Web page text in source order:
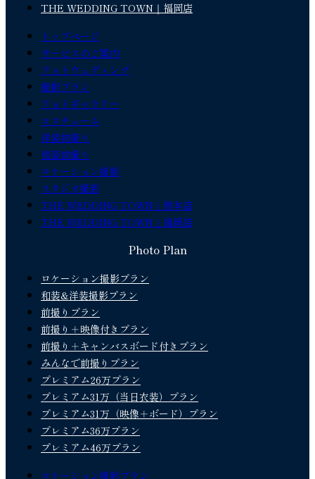
THE WEDDING TOWN｜福岡店
トップページ
サービスのご案内
フォトウェディング
撮影プラン
フォトギャラリー
コスチューム
洋装前撮り
和装前撮り
ロケーション撮影
スタジオ撮影
THE WEDDING TOWN｜熊本店
THE WEDDING TOWN｜福岡店
Photo Plan
ロケーション撮影プラン
和装&洋装撮影プラン
前撮りプラン
前撮り＋映像付きプラン
前撮り＋キャンバスボード付きプラン
みんなで前撮りプラン
プレミアム26万プラン
プレミアム31万（当日衣装）プラン
プレミアム31万（映像＋ボード）プラン
プレミアム36万プラン
プレミアム46万プラン
ロケーション撮影プラン